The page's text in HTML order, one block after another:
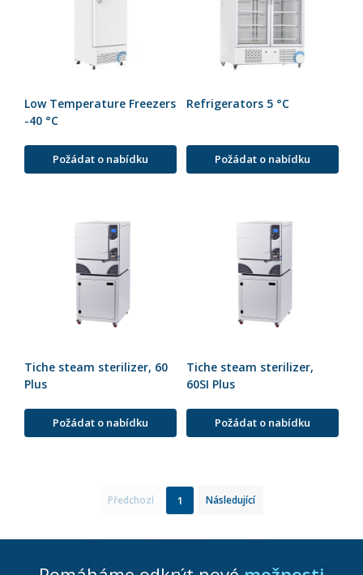
Low Temperature Freezers
-40 °C
Požádat o nabídku
Refrigerators 5 °C
Požádat o nabídku
Tiche steam sterilizer, 60
Plus
Požádat o nabídku
Tiche steam sterilizer,
60SI Plus
Požádat o nabídku
Předchozí 1 Následující